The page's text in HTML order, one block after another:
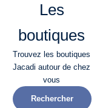
Les
boutiques
Trouvez les boutiques
Jacadi autour de chez
vous
Rechercher